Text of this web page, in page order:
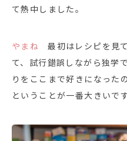
て熱中しました。
やまね
最初はレシピを見
て、試行錯誤しながら独学
りをここまで好きになった
ということが一番大きいで